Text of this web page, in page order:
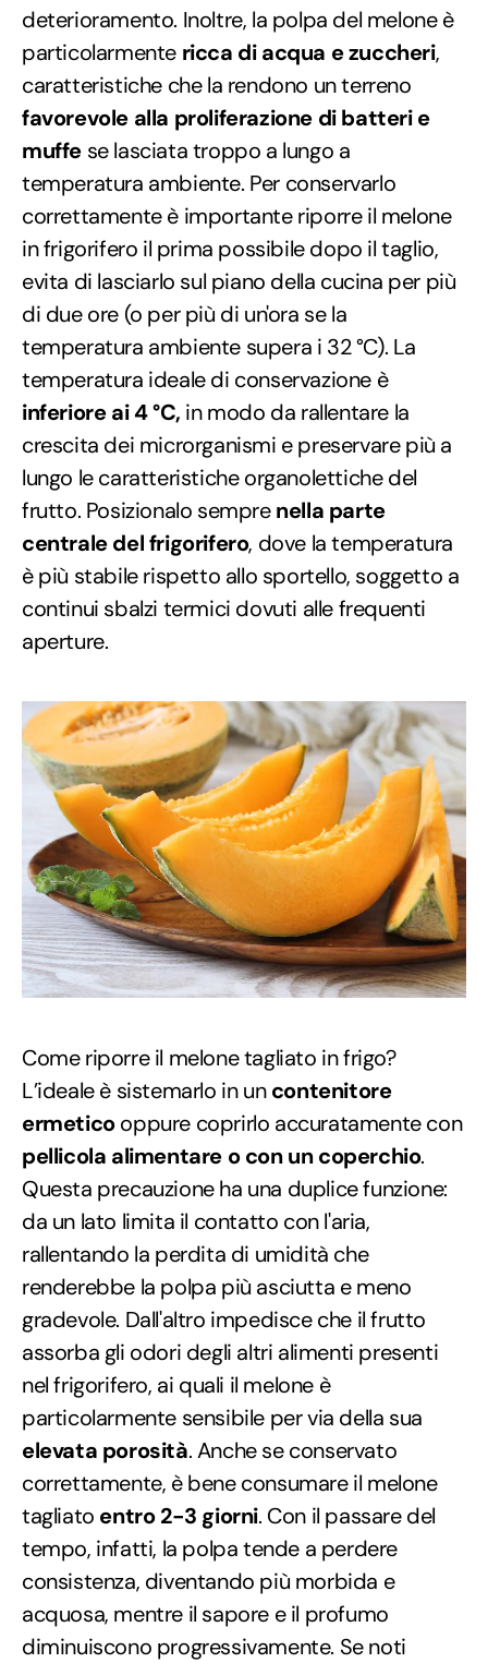
deterioramento. Inoltre, la polpa del melone è
particolarmente ricca di acqua e zuccheri,
caratteristiche che la rendono un terreno
favorevole alla proliferazione di batteri e
muffe se lasciata troppo a lungo a
temperatura ambiente. Per conservarlo
correttamente è importante riporre il melone
in frigorifero il prima possibile dopo il taglio,
evita di lasciarlo sul piano della cucina per più
di due ore (o per più di un'ora se la
temperatura ambiente supera i 32 °C). La
temperatura ideale di conservazione è
inferiore ai 4 °C, in modo da rallentare la
crescita dei microrganismi e preservare più a
lungo le caratteristiche organolettiche del
frutto. Posizionalo semprenella parte
centrale del frigorifero, dove la temperatura
è più stabile rispetto allo sportello, soggetto a
continui sbalzi termici dovuti alle frequenti
aperture.
Come riporre il melone tagliato in frigo?
L’ideale è sistemarlo in uncontenitore
ermeticooppure coprirlo accuratamente con
pellicola alimentare o con un coperchio.
Questa precauzione ha una duplice funzione:
da un lato limita il contatto con l'aria,
rallentando la perdita di umidità che
renderebbe la polpa più asciutta e meno
gradevole. Dall'altro impedisce che il frutto
assorba gli odori degli altri alimenti presenti
nel frigorifero, ai quali il melone è
particolarmente sensibile per via della sua
elevata porosità. Anche se conservato
correttamente, è bene consumare il melone
tagliato entro 2-3 giorni. Con il passare del
tempo, infatti, la polpa tende a perdere
consistenza, diventando più morbida e
acquosa, mentre il sapore e il profumo
diminuiscono progressivamente. Se noti